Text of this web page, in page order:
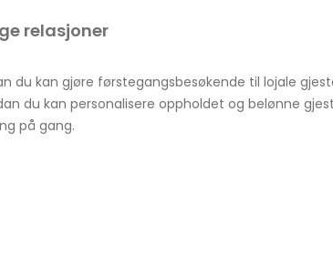
relasjoner
du kan gjøre førstegangsbesøkende til lojale
du kan personalisere oppholdet og belønne
på gang.